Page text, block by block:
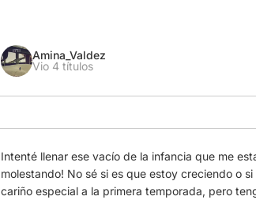
Amina_Valdez
Vio 4 títulos
Intenté llenar ese vacío de la infancia que me
molestando! No sé si es que estoy creciendo o
cariño especial a la primera temporada, pero